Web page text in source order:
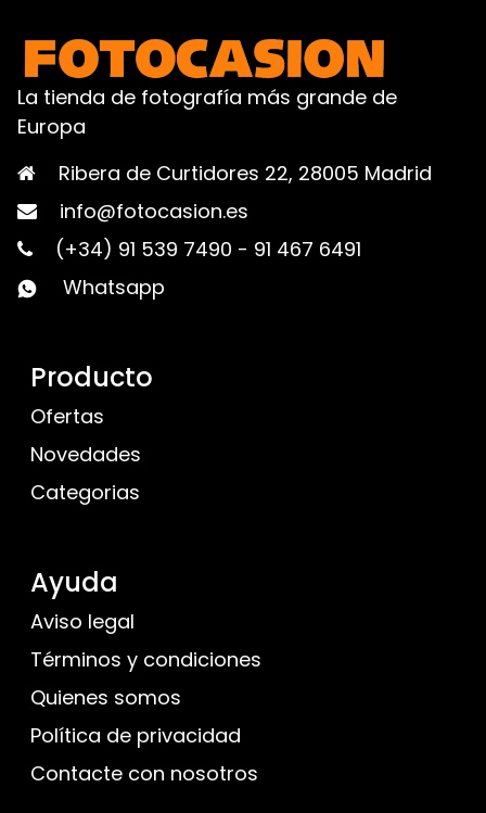
La tienda de fotografía más grande de
Europa
Ribera de Curtidores 22, 28005 Madrid
info@fotocasion.es
(+34) 91 539 7490 - 91 467 6491
Whatsapp
Producto
Ofertas
Novedades
Categorias
Ayuda
Aviso legal
Términos y condiciones
Quienes somos
Política de privacidad
Contacte con nosotros